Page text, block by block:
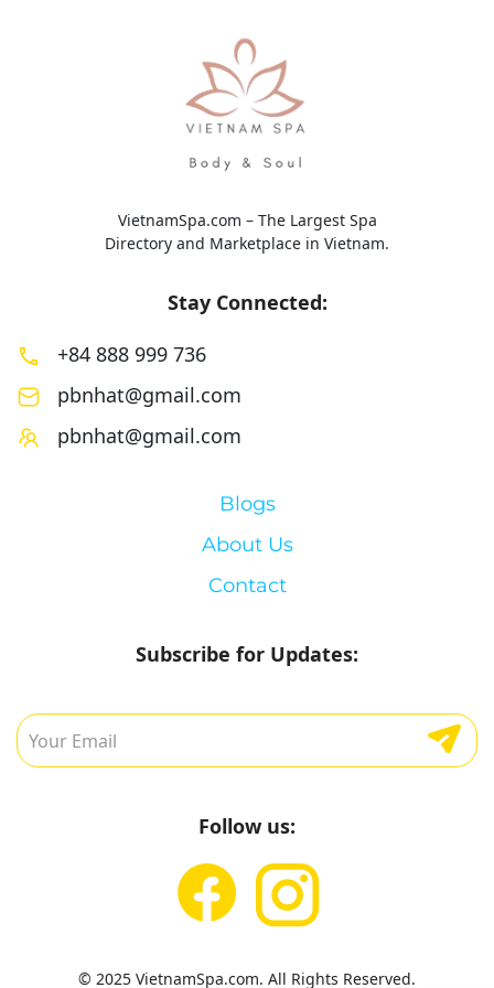
VietnamSpa.com – The Largest Spa
Directory and Marketplace in Vietnam.
Stay Connected:
+84 888 999 736
pbnhat@gmail.com
pbnhat@gmail.com
Blogs
About Us
Contact
Subscribe for Updates:
Follow us:
© 2025 VietnamSpa.com. All Rights Reserved.